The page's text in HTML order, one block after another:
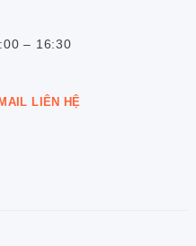
– 16:30
LIÊN HỆ